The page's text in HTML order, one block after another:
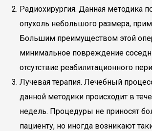
Радиохирургия. Данная методика
опухоль небольшого размера,
Большим преимуществом этой
минимальное повреждение
отсутствие реабилитационного
Лучевая терапия. Лечебный
данной методики происходит в
недель. Процедуры не приносят
пациенту, но иногда возникают